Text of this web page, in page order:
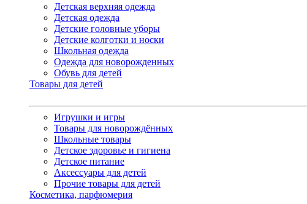
Детская верхняя одежда
Детская одежда
Детские головные уборы
Детские колготки и носки
Школьная одежда
Одежда для новорожденных
Обувь для детей
Товары для детей
Игрушки и игры
Товары для новорождённых
Школьные товары
Детское здоровье и гигиена
Детское питание
Аксессуары для детей
Прочие товары для детей
Косметика, парфюмерия